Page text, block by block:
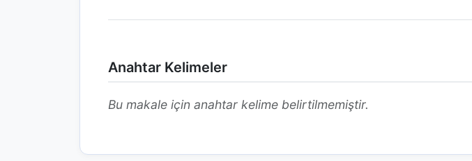
Anahtar Kelimeler
Bu makale için anahtar kelime belirtilmemiştir.